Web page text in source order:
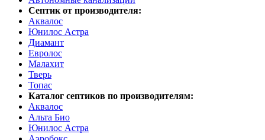
Септик от производителя:
Аквалос
Юнилос Астра
Диамант
Евролос
Малахит
Тверь
Топас
Каталог септиков по производителям:
Аквалос
Альта Био
Юнилос Астра